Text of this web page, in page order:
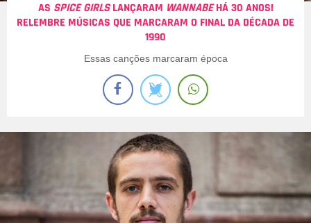
AS SPICE GIRLSLANÇARAM WANNABEHÁ 30 ANOS!
RELEMBRE MÚSICAS QUE MARCARAM O FINAL DA DÉCADA DE
1990
Essas canções marcaram época